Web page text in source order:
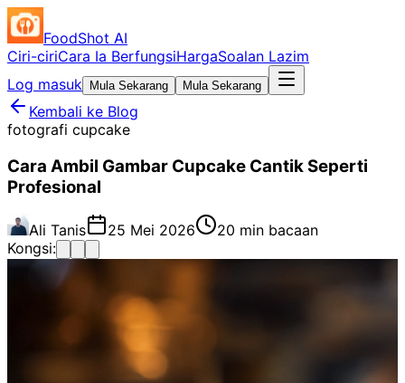
FoodShot AI
Ciri-ciriCara Ia BerfungsiHargaSoalan Lazim
Log masuk
Mula Sekarang Mula Sekarang
Kembali ke Blog
fotografi cupcake
Cara Ambil Gambar Cupcake Cantik Seperti
Profesional
Ali Tanis 25 Mei 2026
20 min bacaan
Kongsi: